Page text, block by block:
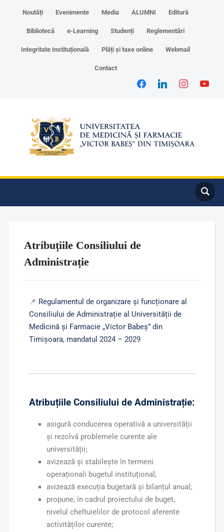
Noutăți Evenimente Media ALUMNI Editură
Bibliotecă e-Learning Studenți Reglementări
Integritate Instituțională Plăți și taxe online Webmail
Contact
Atribuțiile Consiliului de
Administrație
📌 Regulamentul de organizare și funcționare al
Consiliului de Administrație al Universității de
Medicină și Farmacie „Victor Babeș” din
Timișoara, mandatul 2024 – 2029
Atribuțiile Consiliului de Administrație:
asigură conducerea operativă a universității
și rezolvă problemele curente ale
universității;
avizează și stabilește în termeni
operaționali bugetul instituțional;
avizează execuția bugetară și bilanțul anual;
propune, în cadrul proiectului de buget,
nivelul cheltuielilor de protocol aferente
activităților curente;